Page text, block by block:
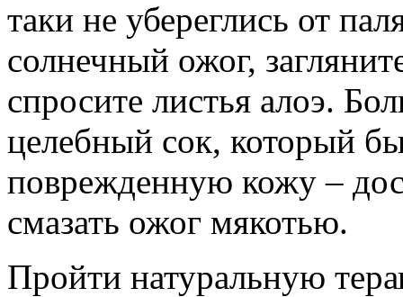
таки не убереглись от
солнечный ожог,
спросите листья алоэ.
целебный сок, который
поврежденную кожу –
смазать ожог мякотью.
Пройти натуральную